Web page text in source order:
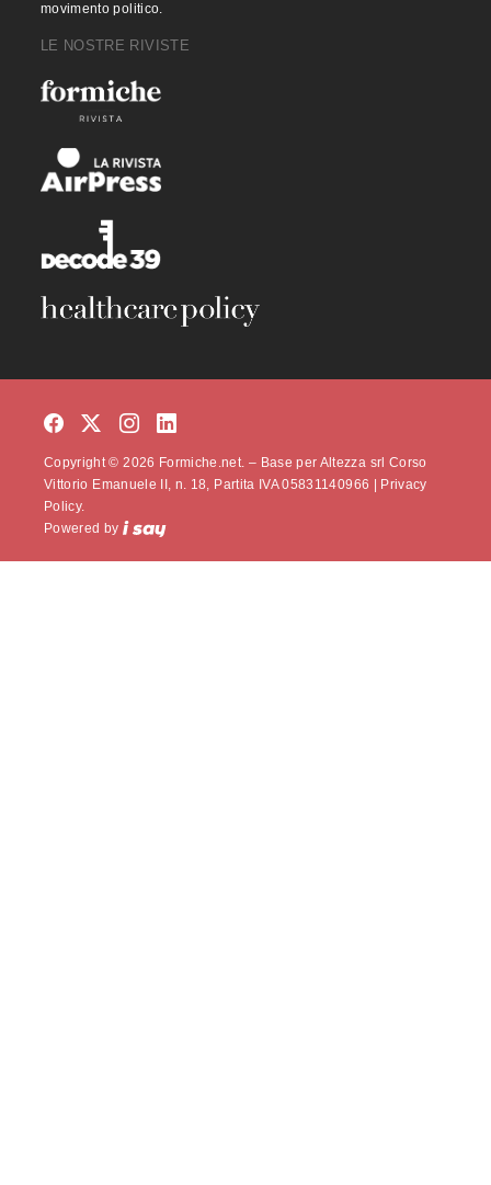
movimento politico.
LE NOSTRE RIVISTE
Copyright © 2026 Formiche.net. – Base per Altezza srl Corso
Vittorio Emanuele II, n. 18, Partita IVA 05831140966 |
Privacy
Policy.
Powered by